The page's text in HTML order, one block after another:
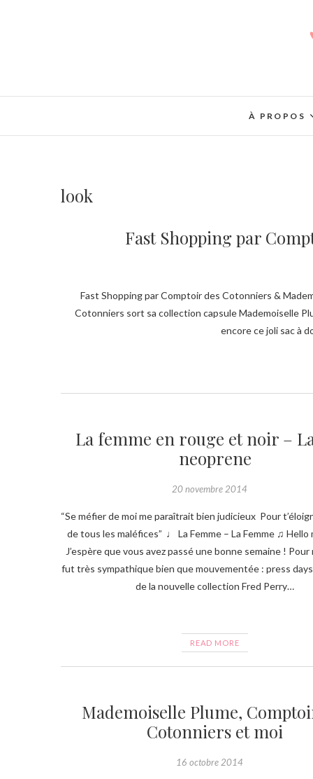
À PROPOS
look
Fast Shopping par
Fast Shopping par Comptoir des Cotonniers & Mademoiselle Plume Comme chaque année depuis bientôt 3 ans maintenant, Comptoir des
Cotonniers sort sa collection capsule Mademoiselle
encore ce joli sac à
La femme en rouge et noir –
neoprene
20 novembre 2014
“Se méfier de moi me paraîtrait bien judicieux Pour
de tous les maléfices” ♩ La Femme – La Femme ♫ Hello
J’espère que vous avez passé une bonne semaine ! Pour
fut très sympathique bien que mouvementée : press
de la nouvelle collection Fred Perry…
READ MORE
Mademoiselle Plume,
Cotonniers et moi
16 octobre 2014